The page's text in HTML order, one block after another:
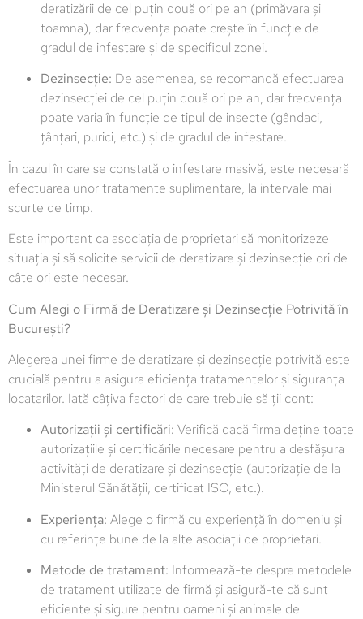
deratizării de cel puțin două ori pe an (primăvara și
toamna), dar frecvența poate crește în funcție de
gradul de infestare și de specificul zonei.
Dezinsecție: De asemenea, se recomandă efectuarea
dezinsecției de cel puțin două ori pe an, dar frecvența
poate varia în funcție de tipul de insecte (gândaci,
țânțari, purici, etc.) și de gradul de infestare.
În cazul în care se constată o infestare masivă, este necesară
efectuarea unor tratamente suplimentare, la intervale mai
scurte de timp.
Este important ca asociația de proprietari să monitorizeze
situația și să solicite servicii de deratizare și dezinsecție ori de
câte ori este necesar.
Cum Alegi o Firmă de Deratizare și Dezinsecție Potrivită în
București?
Alegerea unei firme de deratizare și dezinsecție potrivită este
crucială pentru a asigura eficiența tratamentelor și siguranța
locatarilor. Iată câțiva factori de care trebuie să ții cont:
Autorizații și certificări: Verifică dacă firma deține toate
autorizațiile și certificările necesare pentru a desfășura
activități de deratizare și dezinsecție (autorizație de la
Ministerul Sănătății, certificat ISO, etc.).
Experiența: Alege o firmă cu experiență în domeniu și
cu referințe bune de la alte asociații de proprietari.
Metode de tratament: Informează-te despre metodele
de tratament utilizate de firmă și asigură-te că sunt
eficiente și sigure pentru oameni și animale de